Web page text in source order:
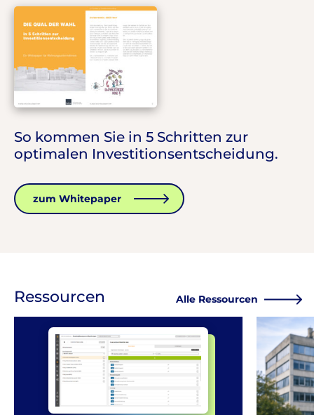
So kommen Sie in 5 Schritten zur
optimalen Investitionsentscheidung.
zum Whitepaper
Ressourcen Alle Ressourcen